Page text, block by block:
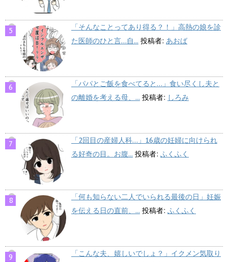
「そんなことってあり得る？！」高熱の娘を診
た医師のひと言…自... 投稿者: あおば
「パパとご飯を食べてると…」食い尽くし夫と
の離婚を考える母、... 投稿者: しろみ
「2回目の産婦人科…」16歳の妊婦に向けられ
る好奇の目。お腹... 投稿者: ふくふく
「何も知らない二人でいられる最後の日」妊娠
を伝える日の直前、... 投稿者: ふくふく
「こんな夫、嬉しいでしょ？」イクメン気取り